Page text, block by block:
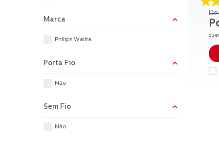
Marca
Philips Walita
Porta Fio
Não
Sem Fio
Não
3.6
de
5
ou